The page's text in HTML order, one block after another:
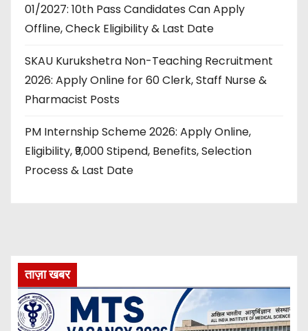
01/2027: 10th Pass Candidates Can Apply
Offline, Check Eligibility & Last Date
SKAU Kurukshetra Non-Teaching Recruitment
2026: Apply Online for 60 Clerk, Staff Nurse &
Pharmacist Posts
PM Internship Scheme 2026: Apply Online,
Eligibility, ₹9,000 Stipend, Benefits, Selection
Process & Last Date
ताज़ा खबर